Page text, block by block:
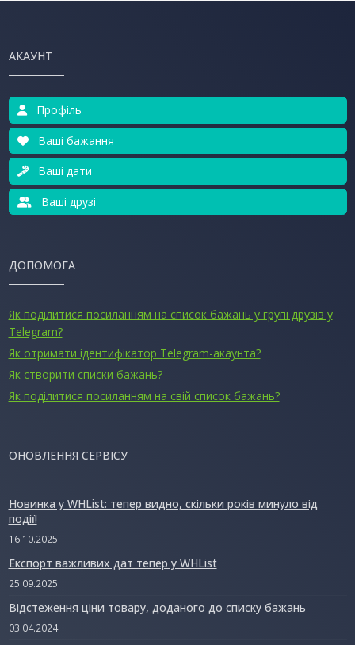
АКАУНТ
Профіль
Ваші бажання
Ваші дати
Ваші друзі
ДОПОМОГА
Як поділитися посиланням на список бажань у групі друзів у
Telegram?
Як отримати ідентифікатор Telegram-акаунта?
Як створити списки бажань?
Як поділитися посиланням на свій список бажань?
ОНОВЛЕННЯ СЕРВІСУ
Новинка у WHList: тепер видно, скільки років минуло від
події!
16.10.2025
Експорт важливих дат тепер у WHList
25.09.2025
Відстеження ціни товару, доданого до списку бажань
03.04.2024